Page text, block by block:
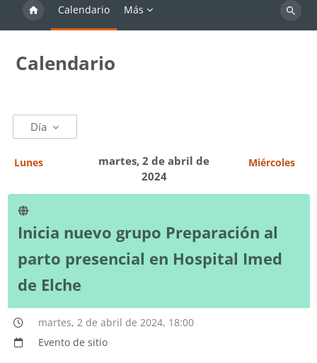
Calendario Más
Buscar
Calendario
Día
Lunes
martes, 2 de abril de
2024
Miércoles
Inicia nuevo grupo Preparación al
parto presencial en Hospital Imed
de Elche
martes, 2 de abril de 2024, 18:00
Evento de sitio